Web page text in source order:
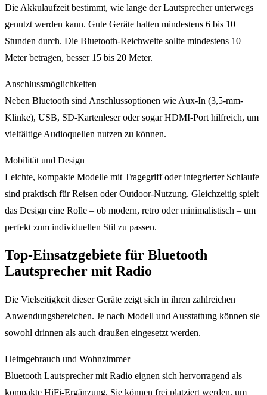
Die Akkulaufzeit bestimmt, wie lange der Lautsprecher unterwegs
genutzt werden kann. Gute Geräte halten mindestens 6 bis 10
Stunden durch. Die Bluetooth-Reichweite sollte mindestens 10
Meter betragen, besser 15 bis 20 Meter.
Anschlussmöglichkeiten
Neben Bluetooth sind Anschlussoptionen wie Aux-In (3,5-mm-
Klinke), USB, SD-Kartenleser oder sogar HDMI-Port hilfreich, um
vielfältige Audioquellen nutzen zu können.
Mobilität und Design
Leichte, kompakte Modelle mit Tragegriff oder integrierter Schlaufe
sind praktisch für Reisen oder Outdoor-Nutzung. Gleichzeitig spielt
das Design eine Rolle – ob modern, retro oder minimalistisch – um
perfekt zum individuellen Stil zu passen.
Top-Einsatzgebiete für Bluetooth
Lautsprecher mit Radio
Die Vielseitigkeit dieser Geräte zeigt sich in ihren zahlreichen
Anwendungsbereichen. Je nach Modell und Ausstattung können sie
sowohl drinnen als auch draußen eingesetzt werden.
Heimgebrauch und Wohnzimmer
Bluetooth Lautsprecher mit Radio eignen sich hervorragend als
kompakte HiFi-Ergänzung. Sie können frei platziert werden, um